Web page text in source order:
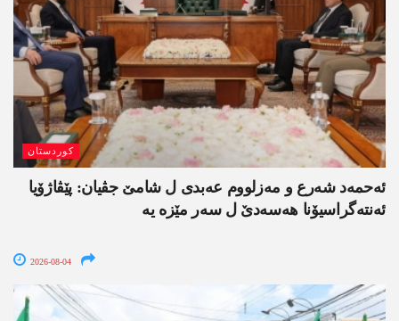
کوردستان
ئەحمەد شەرع و مەزلووم عەبدی ل شامێ جڤیان: پێڤاژۆیا
ئەنتەگراسیۆنا ھەسەدێ ل سەر مێزە یە
2026-08-04